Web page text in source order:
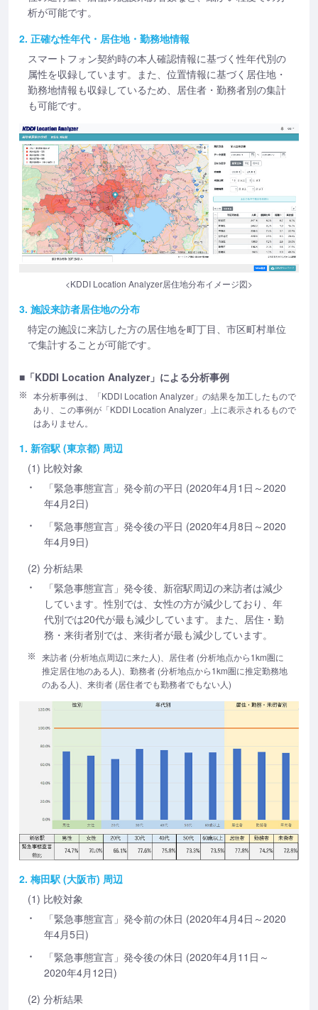
析が可能です。
2. 正確な性年代・居住地・勤務地情報
スマートフォン契約時の本人確認情報に基づく性年代別の
属性を収録しています。また、位置情報に基づく居住地・
勤務地情報も収録しているため、居住者・勤務者別の集計
も可能です。
<KDDI Location Analyzer居住地分布イメージ図>
3. 施設来訪者居住地の分布
特定の施設に来訪した方の居住地を町丁目、市区町村単位
で集計することが可能です。
■「KDDI Location Analyzer」による分析事例
本分析事例は、「KDDI Location Analyzer」の結果を加工したもので
あり、この事例が「KDDI Location Analyzer」上に表示されるもので
はありません。
1. 新宿駅 (東京都) 周辺
(1) 比較対象
「緊急事態宣言」発令前の平日 (2020年4月1日～2020
年4月2日)
「緊急事態宣言」発令後の平日 (2020年4月8日～2020
年4月9日)
(2) 分析結果
「緊急事態宣言」発令後、新宿駅周辺の来訪者は減少
しています。性別では、女性の方が減少しており、年
代別では20代が最も減少しています。また、居住・勤
務・来街者別では、来街者が最も減少しています。
来訪者 (分析地点周辺に来た人)、居住者 (分析地点から1km圏に
推定居住地のある人)、勤務者 (分析地点から1km圏に推定勤務地
のある人)、来街者 (居住者でも勤務者でもない人)
2. 梅田駅 (大阪市) 周辺
(1) 比較対象
「緊急事態宣言」発令前の休日 (2020年4月4日～2020
年4月5日)
「緊急事態宣言」発令後の休日 (2020年4月11日～
2020年4月12日)
(2) 分析結果